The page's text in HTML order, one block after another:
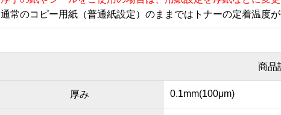
通常のコピー用紙（普通紙設定）のままではトナーの定着温度
商品
厚み 0.1mm(100μm)